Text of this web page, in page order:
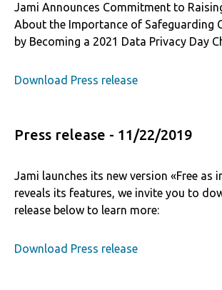
Jami Announces Commitment to
About the Importance of Safeguarding
by Becoming a 2021 Data Privacy Day
Download Press release
Press release - 11/22/2019
Jami launches its new version «Free as
reveals its features, we invite you to
release below to learn more:
Download Press release